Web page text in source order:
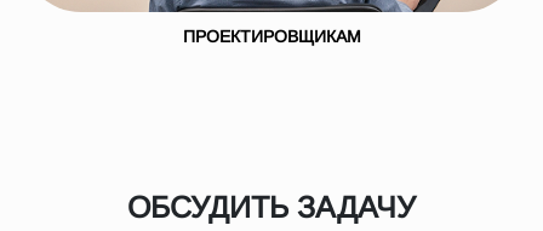
ПРОЕКТИРОВЩИКАМ
ОБСУДИТЬ ЗАДАЧУ